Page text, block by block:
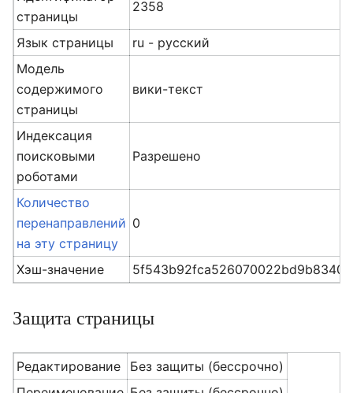
страницы
2358
Язык страницы
ru - русский
Модель
содержимого
страницы
вики-текст
Индексация
поисковыми
роботами
Разрешено
Количество
перенаправлений
на эту страницу
0
Хэш-значение
Защита страницы
Редактирование
Без защиты (бессрочно)